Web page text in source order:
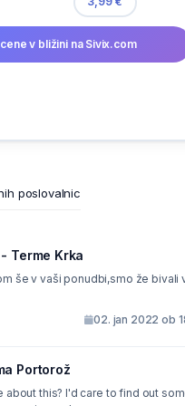
v bližini na Sivix.com
poslovalnic
Terme Krka
še v vaši ponudbi,smo že bivali
02. jan 2022 ob
Portorož
about this? I'd care to find out